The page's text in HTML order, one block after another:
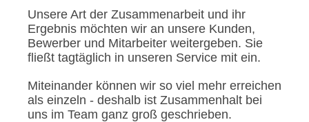
Unsere Art der Zusammenarbeit und ihr
Ergebnis möchten wir an unsere Kunden,
Bewerber und Mitarbeiter weitergeben. Sie
fließt tagtäglich in unseren Service mit ein.
Miteinander können wir so viel mehr erreichen
als einzeln - deshalb ist Zusammenhalt bei
uns im Team ganz groß geschrieben.